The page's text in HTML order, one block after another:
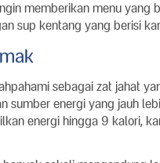
memberikan menu
sup kentang yang berisi
sebagai zat jahat
sumber energi yang jauh
energi hingga 9 kalori,